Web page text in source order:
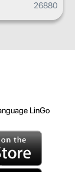
26880
LinGo